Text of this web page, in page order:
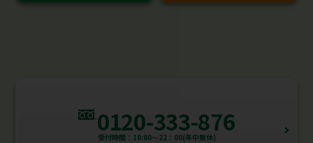
0120-333-876
受付時間：10:00～22：00(年中無休)